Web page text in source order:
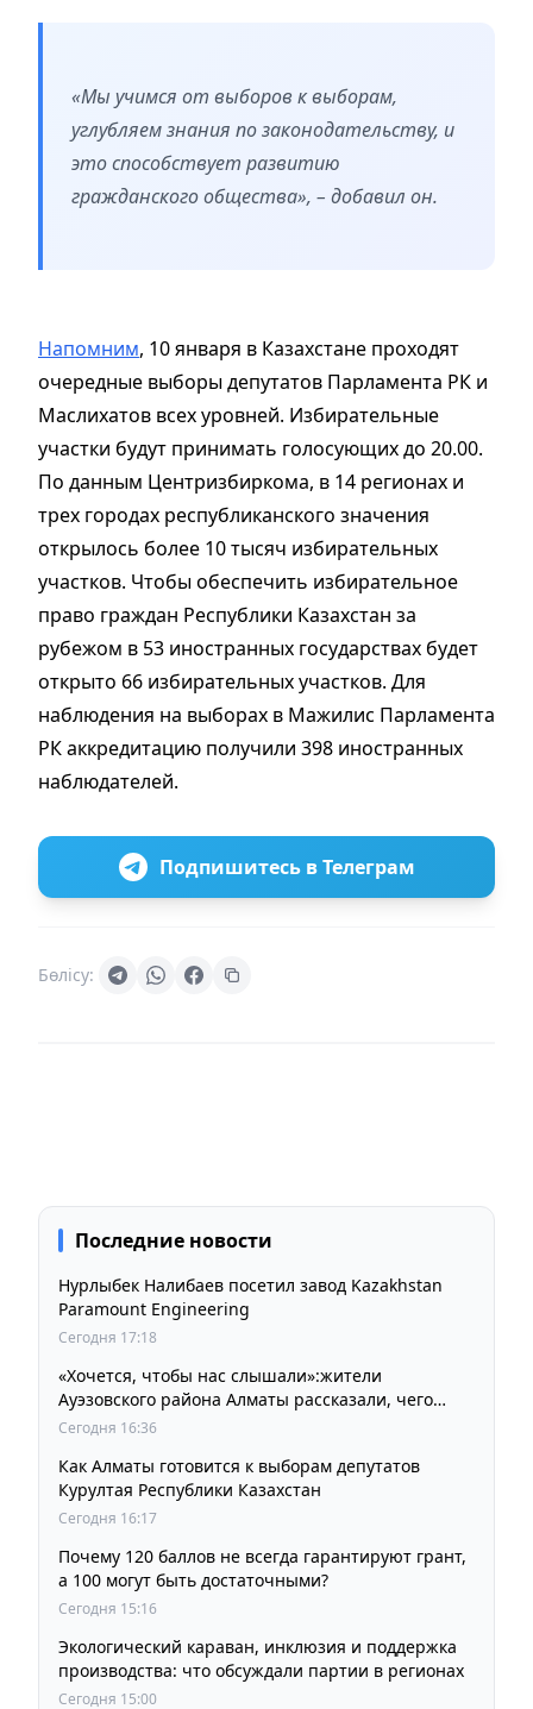
«Мы учимся от выборов к выборам,
углубляем знания по законодательству, и
это способствует развитию
гражданского общества», – добавил он.
Напомним, 10 января в Казахстане проходят
очередные выборы депутатов Парламента РК и
Маслихатов всех уровней. Избирательные
участки будут принимать голосующих до 20.00.
По данным Центризбиркома, в 14 регионах и
трех городах республиканского значения
открылось более 10 тысяч избирательных
участков. Чтобы обеспечить избирательное
право граждан Республики Казахстан за
рубежом в 53 иностранных государствах будет
открыто 66 избирательных участков. Для
наблюдения на выборах в Мажилис Парламента
РК аккредитацию получили 398 иностранных
наблюдателей.
Подпишитесь в Телеграм
Бөлісу:
Последние новости
Нурлыбек Налибаев посетил завод Kazakhstan
Paramount Engineering
Сегодня 17:18
«Хочется, чтобы нас слышали»:жители
Ауэзовского района Алматы рассказали, чего
ждут от выборов депутатов Курултая
Сегодня 16:36
Как Алматы готовится к выборам депутатов
Курултая Республики Казахстан
Сегодня 16:17
Почему 120 баллов не всегда гарантируют грант,
а 100 могут быть достаточными?
Сегодня 15:16
Экологический караван, инклюзия и поддержка
производства: что обсуждали партии в регионах
Сегодня 15:00